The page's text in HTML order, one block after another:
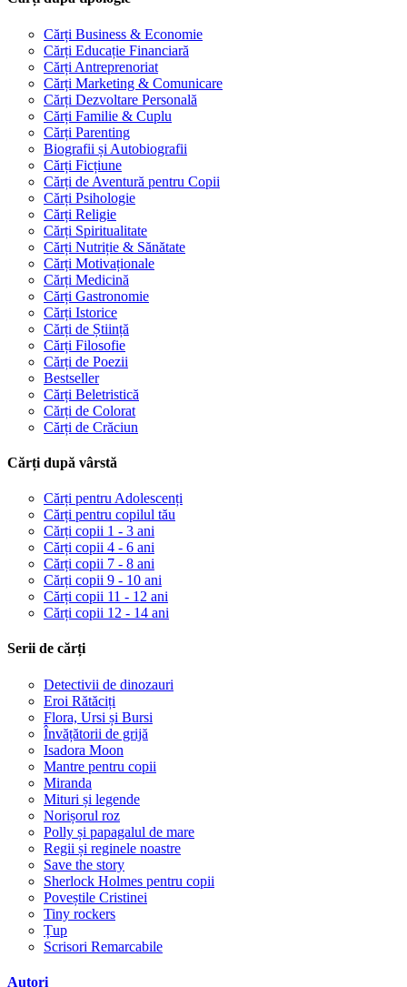
Cărți Business & Economie
Cărți Educație Financiară
Cărți Antreprenoriat
Cărți Marketing & Comunicare
Cărți Dezvoltare Personală
Cărți Familie & Cuplu
Cărți Parenting
Biografii și Autobiografii
Cărți Ficțiune
Cărți de Aventură pentru Copii
Cărți Psihologie
Cărți Religie
Cărți Spiritualitate
Cărți Nutriție & Sănătate
Cărți Motivaționale
Cărți Medicină
Cărți Gastronomie
Cărți Istorice
Cărți de Știință
Cărți Filosofie
Cărți de Poezii
Bestseller
Cărți Beletristică
Cărți de Colorat
Cărți de Crăciun
Cărți după vârstă
Cărți pentru Adolescenți
Cărți pentru copilul tău
Cărți copii 1 - 3 ani
Cărți copii 4 - 6 ani
Cărți copii 7 - 8 ani
Cărți copii 9 - 10 ani
Cărți copii 11 - 12 ani
Cărți copii 12 - 14 ani
Serii de cărți
Detectivii de dinozauri
Eroi Rătăciți
Flora, Ursi și Bursi
Învățătorii de grijă
Isadora Moon
Mantre pentru copii
Miranda
Mituri și legende
Norișorul roz
Polly și papagalul de mare
Regii și reginele noastre
Save the story
Sherlock Holmes pentru copii
Poveștile Cristinei
Tiny rockers
Țup
Scrisori Remarcabile
Autori